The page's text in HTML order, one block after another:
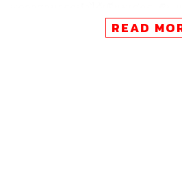
ปล่อยต่อไปให้เป็นเช่นนี้ อีกไม่กี่วันไ
ได้หรือไม่ ทั้งสองคนไม่มีแรงแม้กระ
READ